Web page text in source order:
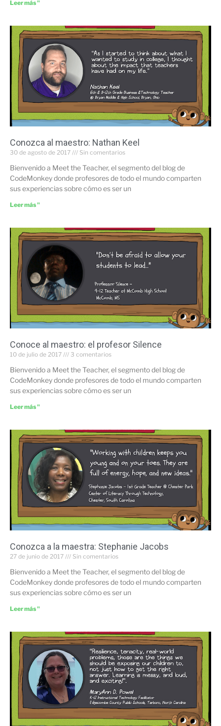
Leer más "
Conozca al maestro: Nathan Keel
30 de agosto de 2017 Sin comentarios
Bienvenido a Meet the Teacher, el segmento del blog de
CodeMonkey donde profesores de todo el mundo comparten
sus experiencias sobre cómo es ser un
Leer más "
Conoce al maestro: el profesor Silence
10 de julio de 2017 3 comentarios
Bienvenido a Meet the Teacher, el segmento del blog de
CodeMonkey donde profesores de todo el mundo comparten
sus experiencias sobre cómo es ser un
Leer más "
Conozca a la maestra: Stephanie Jacobs
27 de junio de 2017 Sin comentarios
Bienvenido a Meet the Teacher, el segmento del blog de
CodeMonkey donde profesores de todo el mundo comparten
sus experiencias sobre cómo es ser un
Leer más "